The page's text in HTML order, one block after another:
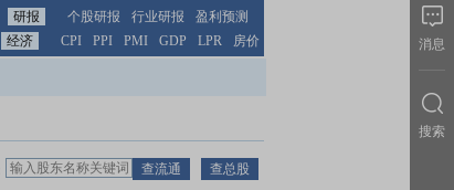
研报 个股研报 行业研报
盈利预测
经济 CPI PPI PMI GDP LPR 房价 消息
搜索